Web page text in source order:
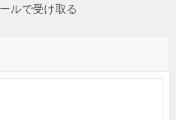
ルで受け取る